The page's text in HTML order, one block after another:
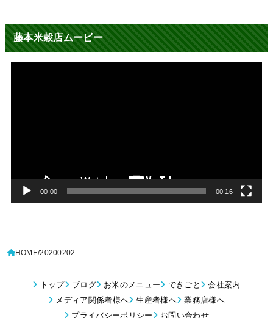
藤本米穀店ムービー
00:00 00:16
HOME 20200202
トップ ブログ お米のメニュー できごと
会社案内
メディア関係者様へ
生産者様へ
業務店様へ
プライバシーポリシー
お問い合わせ